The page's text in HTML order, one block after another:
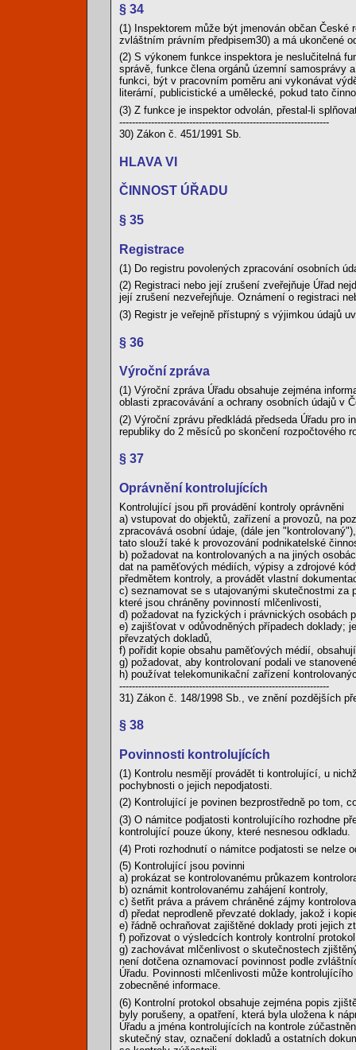
§ 34
(1) Inspektorem může být jmenován občan
zvláštním právním předpisem30) a má ukončené
(2) S výkonem funkce inspektora je neslučitelná
správě, funkce člena orgánů územní samosprávy
funkci, být v pracovním poměru ani vykonávat
literární, publicistické a umělecké, pokud tato
(3) Z funkce je inspektor odvolán, přestal-li
------------------------------------------------------------------
30) Zákon č. 451/1991 Sb.
HLAVA VI
ČINNOST ÚŘADU
§ 35
Registrace
(1) Do registru povolených zpracování osobních
(2) Registraci nebo její zrušení zveřejňuje Úřad
její zrušení nezveřejňuje. Oznámení o registraci
(3) Registr je veřejně přístupný s výjimkou údajů
§ 36
Výroční zpráva
(1) Výroční zpráva Úřadu obsahuje zejména
oblasti zpracovávání a ochrany osobních údajů v
(2) Výroční zprávu předkládá předseda Úřadu pro
republiky do 2 měsíců po skončení rozpočtového
§ 37
Oprávnění kontrolujících
Kontrolující jsou při provádění kontroly oprávněni
a) vstupovat do objektů, zařízení a provozů, na
zpracovává osobní údaje, (dále jen
tato slouží také k provozování podnikatelské
b) požadovat na kontrolovaných a na jiných
dat na paměťových médiích, výpisy a zdrojové
předmětem kontroly, a provádět vlastní
c) seznamovat se s utajovanými skutečnostmi
které jsou chráněny povinností mlčenlivosti,
d) požadovat na fyzických i právnických
e) zajišťovat v odůvodněných případech doklady;
převzatých dokladů,
f) pořídit kopie obsahu paměťových médií,
g) požadovat, aby kontrolovaní podali ve
h) používat telekomunikační zařízení
------------------------------------------------------------------
31) Zákon č. 148/1998 Sb., ve znění pozdějších
§ 38
Povinnosti kontrolujících
(1) Kontrolu nesmějí provádět ti kontrolující, u
pochybnosti o jejich nepodjatosti.
(2) Kontrolující je povinen bezprostředně po tom,
(3) O námitce podjatosti kontrolujícího rozhodne
kontrolující pouze úkony, které nesnesou odkladu.
(4) Proti rozhodnutí o námitce podjatosti se nelze
(5) Kontrolující jsou povinni
a) prokázat se kontrolovanému průkazem
b) oznámit kontrolovanému zahájení kontroly,
c) šetřit práva a právem chráněné zájmy
d) předat neprodleně převzaté doklady, jakož i
e) řádně ochraňovat zajištěné doklady proti jejich
f) pořizovat o výsledcích kontroly kontrolní
g) zachovávat mlčenlivost o skutečnostech
není dotčena oznamovací povinnost podle
Úřadu. Povinnosti mlčenlivosti může
zobecněné informace.
(6) Kontrolní protokol obsahuje zejména popis
byly porušeny, a opatření, která byla uložena k
Úřadu a jména kontrolujících na kontrole
skutečný stav, označení dokladů a ostatních